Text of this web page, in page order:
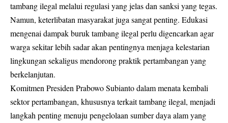
tambang ilegal melalui regulasi yang jelas dan sanksi yang tegas.
Namun, keterlibatan masyarakat juga sangat penting. Edukasi
mengenai dampak buruk tambang ilegal perlu digencarkan agar
warga sekitar lebih sadar akan pentingnya menjaga kelestarian
lingkungan sekaligus mendorong praktik pertambangan yang
berkelanjutan.
Komitmen Presiden Prabowo Subianto dalam menata kembali
sektor pertambangan, khususnya terkait tambang ilegal, menjadi
langkah penting menuju pengelolaan sumber daya alam yang